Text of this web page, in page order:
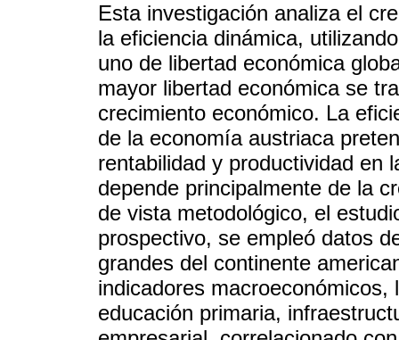
Esta investigación analiza el
la eficiencia dinámica,
uno de libertad económica
mayor libertad económica se
crecimiento económico. La
de la economía austriaca
rentabilidad y productividad en
depende principalmente de la
de vista metodológico, el
prospectivo, se empleó datos
grandes del continente
indicadores
educación primaria,